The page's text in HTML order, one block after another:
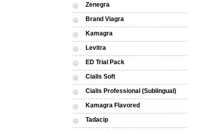
Zenegra
Brand Viagra
Kamagra
Levitra
ED Trial Pack
Cialis Soft
Cialis Professional (Sublingual)
Kamagra Flavored
Tadacip